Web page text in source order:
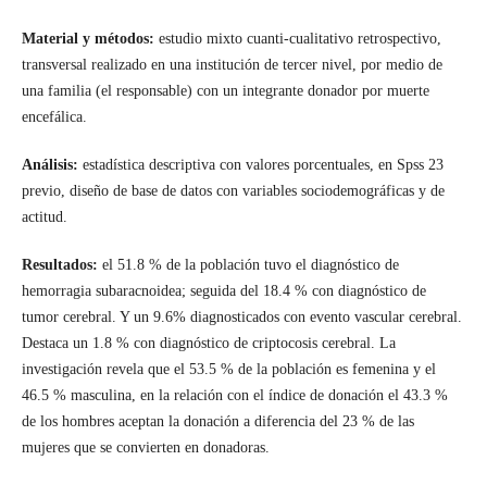
Material y métodos: estudio mixto cuanti-cualitativo retrospectivo,
transversal realizado en una institución de tercer nivel, por medio de
una familia (el responsable) con un integrante donador por muerte
encefálica.
Análisis: estadística descriptiva con valores porcentuales, en Spss 23
previo, diseño de base de datos con variables sociodemográficas y de
actitud.
Resultados: el 51.8 % de la población tuvo el diagnóstico de
hemorragia subaracnoidea; seguida del 18.4 % con diagnóstico de
tumor cerebral. Y un 9.6% diagnosticados con evento vascular cerebral.
Destaca un 1.8 % con diagnóstico de criptocosis cerebral. La
investigación revela que el 53.5 % de la población es femenina y el
46.5 % masculina, en la relación con el índice de donación el 43.3 %
de los hombres aceptan la donación a diferencia del 23 % de las
mujeres que se convierten en donadoras.